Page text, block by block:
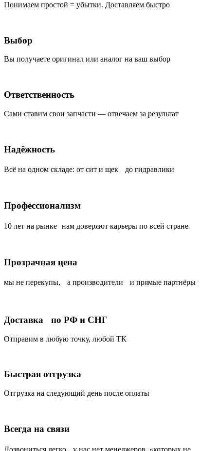
Понимаем простой = убытки. Доставляем быстро
Выбор
Вы получаете оригинал или аналог на ваш выбор
Ответственность
Сами ставим свои запчасти — отвечаем за результат
Надёжность
Всё на одном складе: от сит и щек до гидравлики
Профессионализм
10 лет на рынке нам доверяют карьеры по всей стране
Прозрачная цена
мы не перекупы, а производители и прямые партнёры
Доставка по РФ и СНГ
Отправим в любую точку, любой ТК
Быстрая отгрузка
Отгрузка на следующий день после оплаты
Всегда на связи
Дозвониться легко, у нас нет менеджеров, «которых не